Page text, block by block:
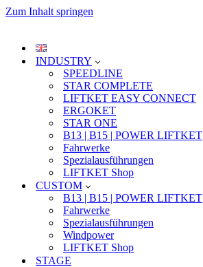
Zum Inhalt springen
INDUSTRY
SPEEDLINE
STAR COMPLETE
LIFTKET EASY CONNECT
ERGOKET
STAR ONE
B13 | B15 | POWER LIFTKET
Fahrwerke
Spezialausführungen
LIFTKET Shop
CUSTOM
B13 | B15 | POWER LIFTKET
Fahrwerke
Spezialausführungen
Windpower
LIFTKET Shop
STAGE